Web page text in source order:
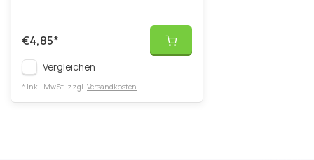
€4,85*
Vergleichen
* Inkl. MwSt. zzgl. Versandkosten